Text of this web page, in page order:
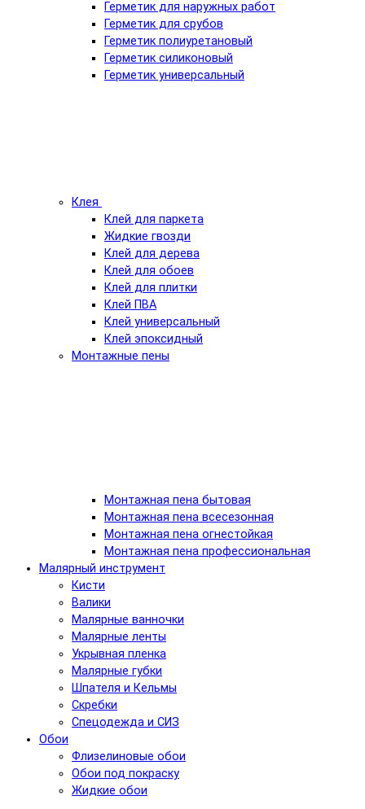
Герметик для наружных работ
Герметик для срубов
Герметик полиуретановый
Герметик силиконовый
Герметик универсальный
Клея
Клей для паркета
Жидкие гвозди
Клей для дерева
Клей для обоев
Клей для плитки
Клей ПВА
Клей универсальный
Клей эпоксидный
Монтажные пены
Монтажная пена бытовая
Монтажная пена всесезонная
Монтажная пена огнестойкая
Монтажная пена профессиональная
Малярный инструмент
Кисти
Валики
Малярные ванночки
Малярные ленты
Укрывная пленка
Малярные губки
Шпателя и Кельмы
Скребки
Спецодежда и СИЗ
Обои
Флизелиновые обои
Обои под покраску
Жидкие обои